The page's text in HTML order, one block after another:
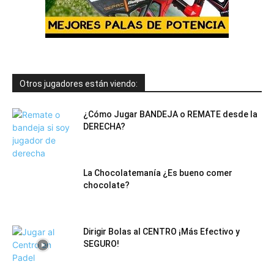
Otros jugadores están viendo:
¿Cómo Jugar BANDEJA o REMATE desde la
DERECHA?
La Chocolatemanía ¿Es bueno comer
chocolate?
Dirigir Bolas al CENTRO ¡Más Efectivo y
SEGURO!